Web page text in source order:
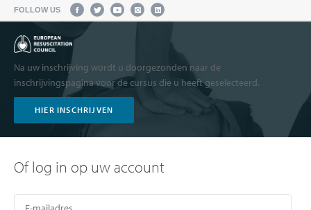
FOLLOW US
Na uw inschrijving wordt u doorgezonden naar de
inschrijvingspagina voor de cursus die u heeft geselecteerd.
HIER INSCHRIJVEN
Of log in op uw account